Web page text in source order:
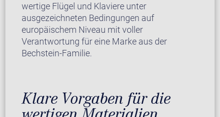
wertige Flügel und Klaviere unter
ausgezeichneten Bedingungen auf
europäischem Niveau mit voller
Verantwortung für eine Marke aus der
Bechstein-Familie.
Klare Vorgaben für die